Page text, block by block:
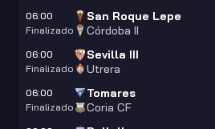
06:00
Finalizado
San Roque Lepe
Córdoba II
06:00
Finalizado
Sevilla III
Utrera
06:00
Finalizado
Tomares
Coria CF